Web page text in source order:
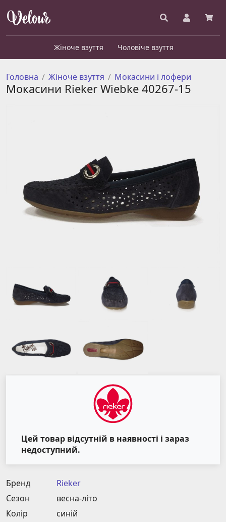
Жіноче взуття Чоловіче взуття
Головна Жіноче взуття Мокасини і лофери
Мокасини Rieker Wiebke 40267-15
Цей товар відсутній в наявності і зараз
недоступний.
Бренд
Rieker
Сезон
весна-літо
Колір
синій